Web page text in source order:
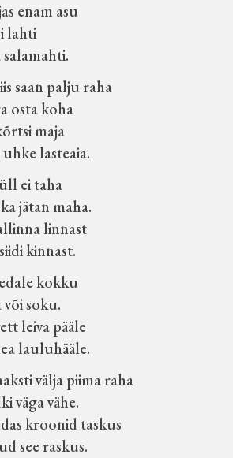
saanud tänu Sillaotsa
Seltsingu, Kohaliku
abile.
enam asu
lahti
saan palju raha
osta koha
maja
lasteaia.
ei taha
jätan maha.
linnast
kinnast.
kokku
või soku.
leiva pääle
lauluhääle.
välja piima raha
väga vähe.
kroonid taskus
see raskus.